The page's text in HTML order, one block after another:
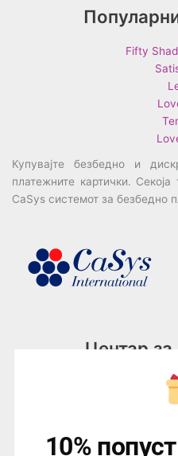
Fifty
Купувајте безбедно и
платежните картички.
CaSys системот за безбедно
Центар
10%